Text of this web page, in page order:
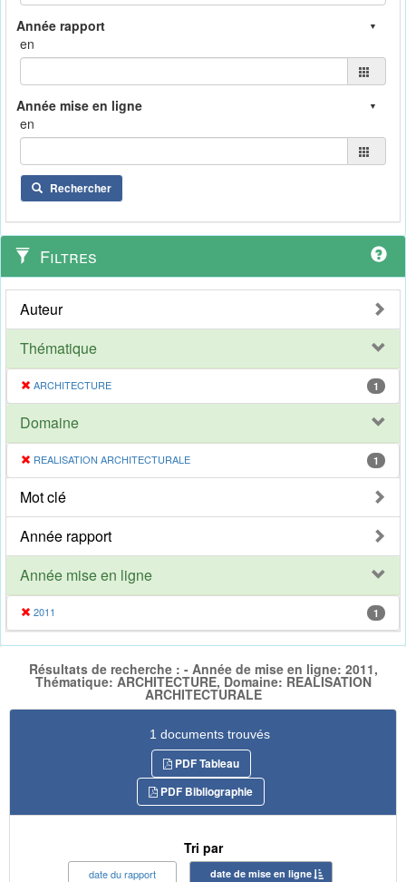
en
en
Rechercher
Filtres
Auteur
Thématique
ARCHITECTURE 1
Domaine
REALISATION ARCHITECTURALE 1
Mot clé
Année rapport
Année mise en ligne
2011 1
Résultats de recherche : - Année de mise en ligne: 2011,
Thématique: ARCHITECTURE, Domaine: REALISATION
ARCHITECTURALE
1 documents trouvés
PDF Tableau
PDF Bibliographie
Tri par
date du rapport date de mise en ligne